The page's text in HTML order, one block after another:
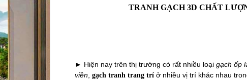
TRANH GẠCH 3D CHẤT
► Hiện nay trên thị trường có rất nhiều loại gạch ốp
viền, gạch tranh trang tríở nhiều vị trí khác nhau